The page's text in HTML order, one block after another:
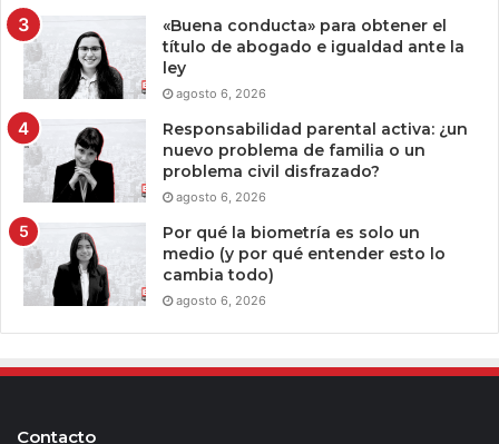
«Buena conducta» para obtener el
título de abogado e igualdad ante la
ley
agosto 6, 2026
Responsabilidad parental activa: ¿un
nuevo problema de familia o un
problema civil disfrazado?
agosto 6, 2026
Por qué la biometría es solo un
medio (y por qué entender esto lo
cambia todo)
agosto 6, 2026
Contacto